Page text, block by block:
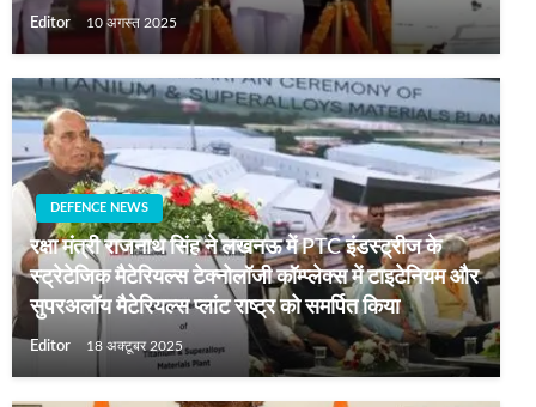
Editor 10 अगस्त 2025
DEFENCE NEWS
रक्षा मंत्री राजनाथ सिंह ने लखनऊ में PTC इंडस्ट्रीज के
स्ट्रेटेजिक मैटेरियल्स टेक्नोलॉजी कॉम्प्लेक्स में टाइटेनियम और
सुपरअलॉय मैटेरियल्स प्लांट राष्ट्र को समर्पित किया
Editor 18 अक्टूबर 2025